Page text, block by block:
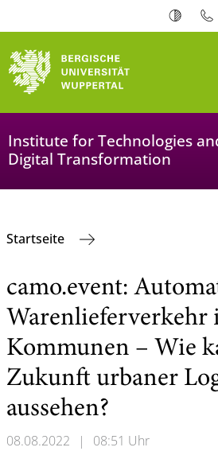
Institute for Technologies
Digital Transformation
Startseite
camo.event:
Warenlieferverkehr
Kommunen – Wie
Zukunft urbaner
aussehen?
08.08.2022 | 08:51 Uhr